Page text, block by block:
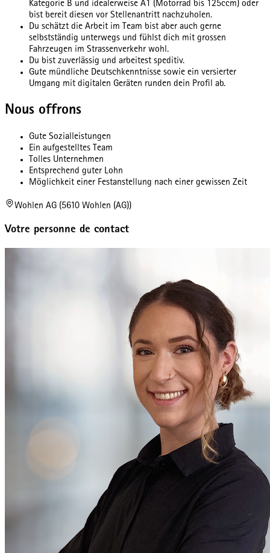
Kategorie B und idealerweise A1 (Motorrad bis 125ccm) oder
bist bereit diesen vor Stellenantritt nachzuholen.
Du schätzt die Arbeit im Team bist aber auch gerne
selbstständig unterwegs und fühlst dich mit grossen
Fahrzeugen im Strassenverkehr wohl.
Du bist zuverlässig und arbeitest speditiv.
Gute mündliche Deutschkenntnisse sowie ein versierter
Umgang mit digitalen Geräten runden dein Profil ab.
Nous offrons
Gute Sozialleistungen
Ein aufgestelltes Team
Tolles Unternehmen
Entsprechend guter Lohn
Möglichkeit einer Festanstellung nach einer gewissen Zeit
Wohlen AG (5610 Wohlen (AG))
Votre personne de contact